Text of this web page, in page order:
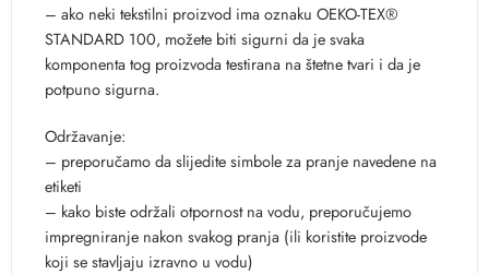
– ako neki tekstilni proizvod ima oznaku OEKO-TEX®
STANDARD 100, možete biti sigurni da je svaka
komponenta tog proizvoda testirana na štetne tvari i da je
potpuno sigurna.
Održavanje:
– preporučamo da slijedite simbole za pranje navedene na
etiketi
– kako biste održali otpornost na vodu, preporučujemo
impregniranje nakon svakog pranja (ili koristite proizvode
koji se stavljaju izravno u vodu)